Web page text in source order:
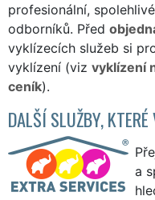
profesionální,
odborníků. Před
vyklízecích služeb si
vyklízení (viz vyklízení
ceník).
DALŠÍ SLUŽBY,
a